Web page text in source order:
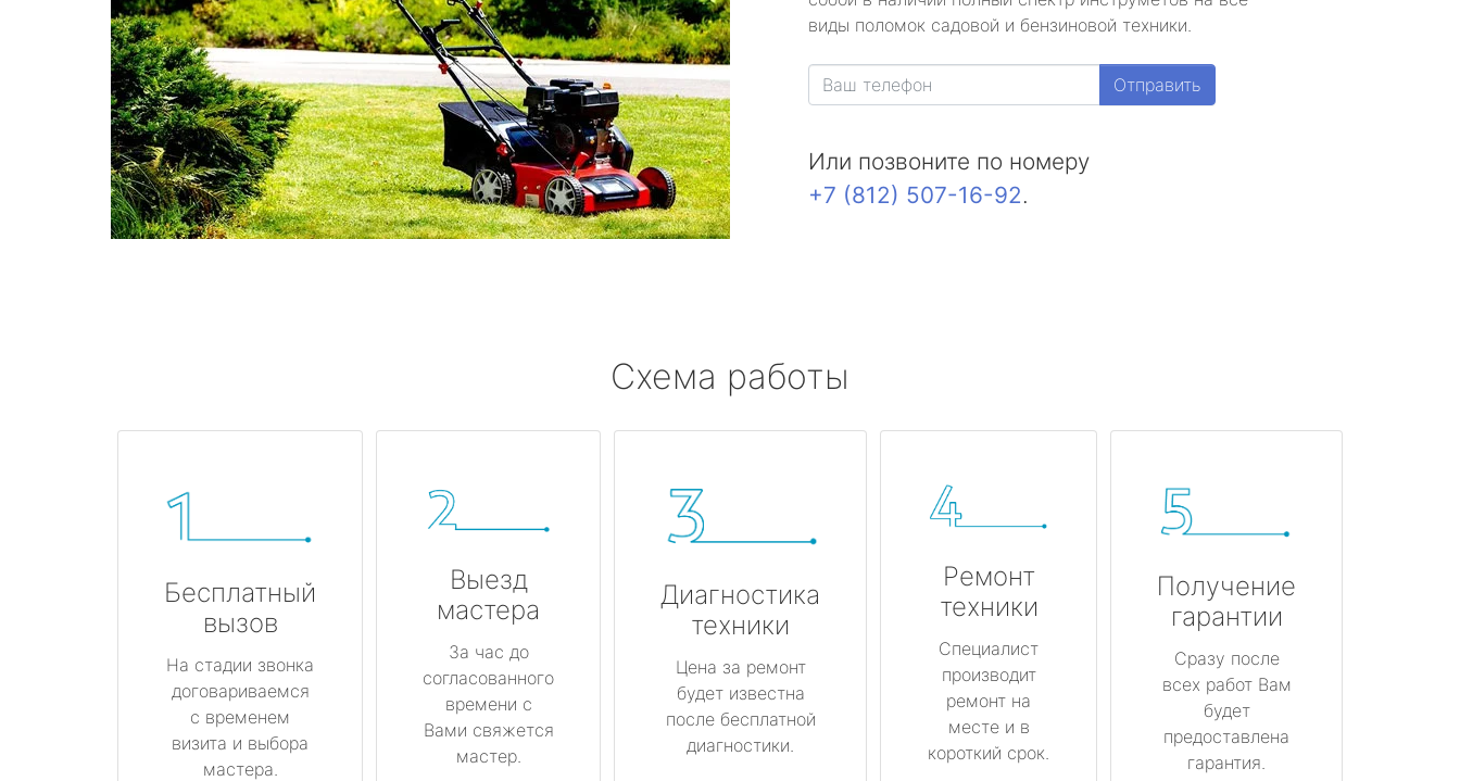
виды поломок садовой и бензиновой техники.
Отправить
Или позвоните по номеру
+7 (812) 507-16-92.
Схема работы
Бесплатный
вызов
На стадии звонка
договариваемся
с временем
визита и выбора
мастера.
Выезд
мастера
За час до
согласованного
времени с
Вами свяжется
мастер.
Диагностика
техники
Цена за ремонт
будет известна
после бесплатной
диагностики.
Ремонт
техники
Специалист
производит
ремонт на
месте и в
короткий срок.
Получение
гарантии
Сразу после
всех работ Вам
будет
предоставлена
гарантия.